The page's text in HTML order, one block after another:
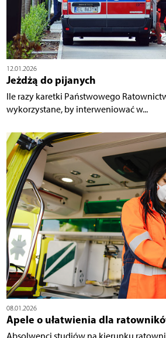
12.01.2026
Jeżdżą do pijanych
Ile razy karetki Państwowego
wykorzystane, by interweniować w...
08.01.2026
Apele o ułatwienia dla